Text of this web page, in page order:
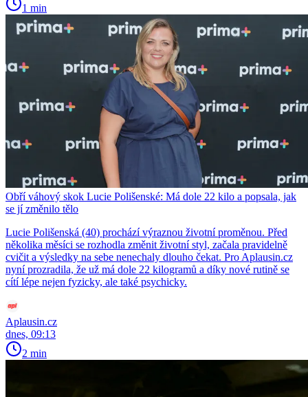
1 min
Obří váhový skok Lucie Polišenské: Má dole 22 kilo a popsala, jak
se jí změnilo tělo
Lucie Polišenská (40) prochází výraznou životní proměnou. Před
několika měsíci se rozhodla změnit životní styl, začala pravidelně
cvičit a výsledky na sebe nenechaly dlouho čekat. Pro Aplausin.cz
nyní prozradila, že už má dole 22 kilogramů a díky nové rutině se
cítí lépe nejen fyzicky, ale také psychicky.
Aplausin.cz
dnes, 09:13
2 min